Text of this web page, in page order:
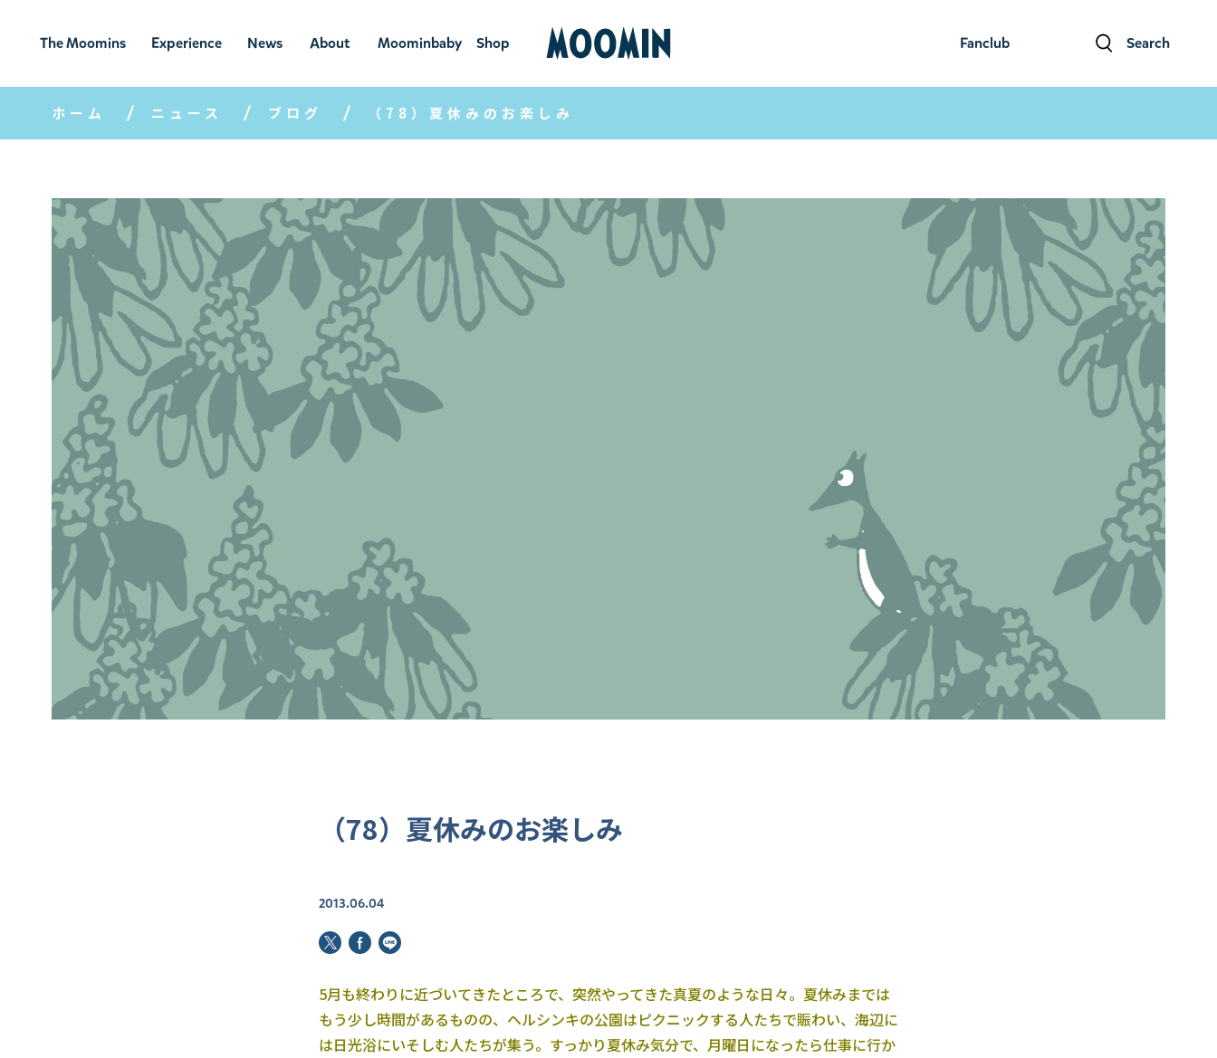
Fanclub Search
The Moomins
ムーミンの
世界
Experience
ムーミンの世
界を楽しむ
News
ニュ
ース
About
ムーミン
について
Moominbaby
ムーミンベ
ビー
Shop
ショ
ップ
ホーム ニュース ブログ （78）夏休みのお楽しみ
（78）夏休みのお楽しみ
2013.06.04
5月も終わりに近づいてきたところで、突然やってきた真夏のような日々。夏休みまでは
もう少し時間があるものの、ヘルシンキの公園はピクニックする人たちで賑わい、海辺に
は日光浴にいそしむ人たちが集う。すっかり夏休み気分で、月曜日になったら仕事に行か